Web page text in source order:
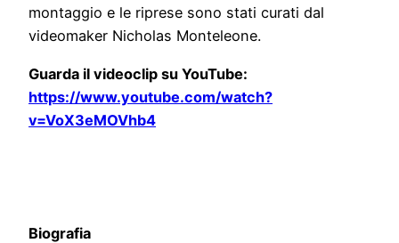
montaggio e le riprese sono stati curati dal
videomaker Nicholas Monteleone.
Guarda il videoclip su YouTube:
https://www.youtube.com/watch?
v=VoX3eMOVhb4
Biografia